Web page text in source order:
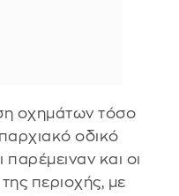
οχημάτων τόσο
οδικό
και οι
περιοχής, με